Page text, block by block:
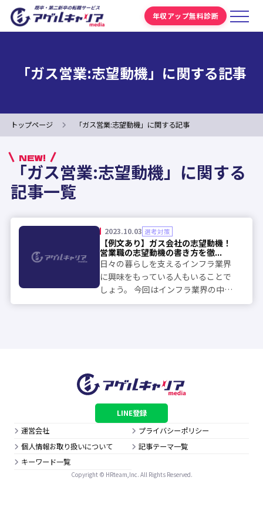
年収アップ無料診断
「ガス営業:志望動機」に関する記事
トップページ 「ガス営業:志望動機」に関する記事
NEW!
「ガス営業:志望動機」に関する
記事一覧
2023.10.03 選考対策
【例文あり】ガス会社の志望動機！
営業職の志望動機の書き方を徹...
日々の暮らしを支えるインフラ業界
に興味をもっている人もいることで
しょう。 今回はインフラ業界の中で
も特に「ガス会社の営業職」をお考
LINE登録
運営会社
プライバシーポリシー
個人情報お取り扱いについて
記事テーマ一覧
キーワード一覧
Copyright © HRteam,Inc. All Rights Reserved.